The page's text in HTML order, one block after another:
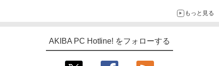
もっと見る
AKIBA PC Hotline! をフォローする